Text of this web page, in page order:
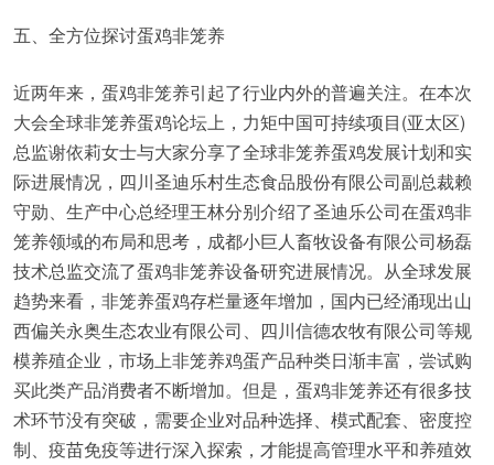
五、全方位探讨蛋鸡非笼养
近两年来，蛋鸡非笼养引起了行业内外的普遍关注。在本次
大会全球非笼养蛋鸡论坛上，力矩中国可持续项目(亚太区)
总监谢依莉女士与大家分享了全球非笼养蛋鸡发展计划和实
际进展情况，四川圣迪乐村生态食品股份有限公司副总裁赖
守勋、生产中心总经理王林分别介绍了圣迪乐公司在蛋鸡非
笼养领域的布局和思考，成都小巨人畜牧设备有限公司杨磊
技术总监交流了蛋鸡非笼养设备研究进展情况。从全球发展
趋势来看，非笼养蛋鸡存栏量逐年增加，国内已经涌现出山
西偏关永奥生态农业有限公司、四川信德农牧有限公司等规
模养殖企业，市场上非笼养鸡蛋产品种类日渐丰富，尝试购
买此类产品消费者不断增加。但是，蛋鸡非笼养还有很多技
术环节没有突破，需要企业对品种选择、模式配套、密度控
制、疫苗免疫等进行深入探索，才能提高管理水平和养殖效